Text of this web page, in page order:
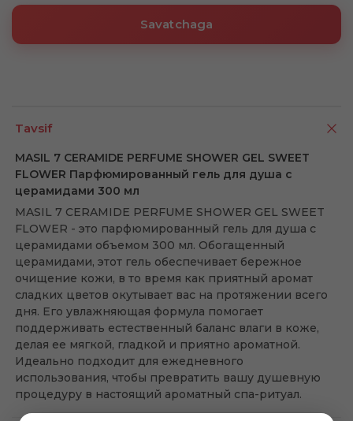
Savatchaga
Tavsif
MASIL 7 CERAMIDE PERFUME SHOWER GEL SWEET
FLOWER Парфюмированный гель для душа с
церамидами 300 мл
MASIL 7 CERAMIDE PERFUME SHOWER GEL SWEET
FLOWER - это парфюмированный гель для душа с
церамидами объемом 300 мл. Обогащенный
церамидами, этот гель обеспечивает бережное
очищение кожи, в то время как приятный аромат
сладких цветов окутывает вас на протяжении всего
дня. Его увлажняющая формула помогает
поддерживать естественный баланс влаги в коже,
делая ее мягкой, гладкой и приятно ароматной.
Идеально подходит для ежедневного
использования, чтобы превратить вашу душевную
процедуру в настоящий ароматный спа-ритуал.